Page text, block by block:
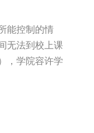
能控制的情
无法到校上课
，学院容许学